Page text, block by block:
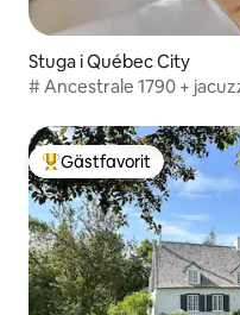
Stuga i Québec City
# Ancestrale 1790 +
Populär gästfavorit
Gästfavorit